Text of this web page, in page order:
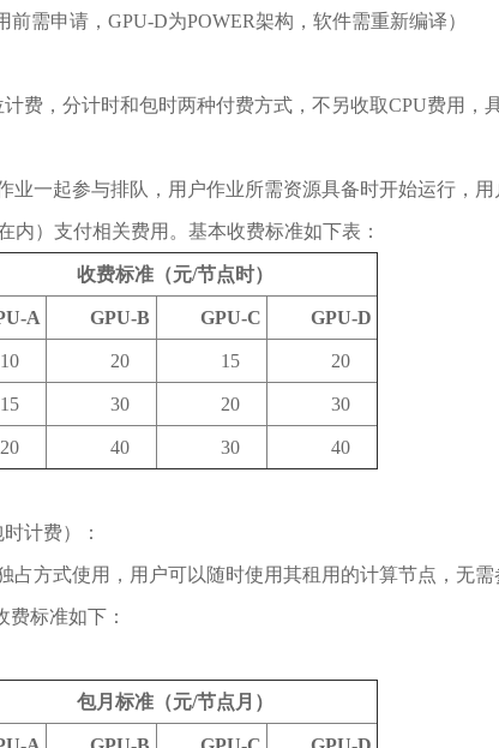
前需申请，GPU-D为POWER架构，软件需重新编译）
费，分计时和包时两种付费方式，不另收取CPU费用，
业一起参与排队，用户作业所需资源具备时开始运行，
内）支付相关费用。基本收费标准如下表：
收费标准（元/节点时）
A GPU-B GPU-C GPU-D
10 20 15 20
15 30 20 30
20 40 30 40
计费）：
占方式使用，用户可以随时使用其租用的计算节点，无
标准如下：
包月标准（元/节点月 ）